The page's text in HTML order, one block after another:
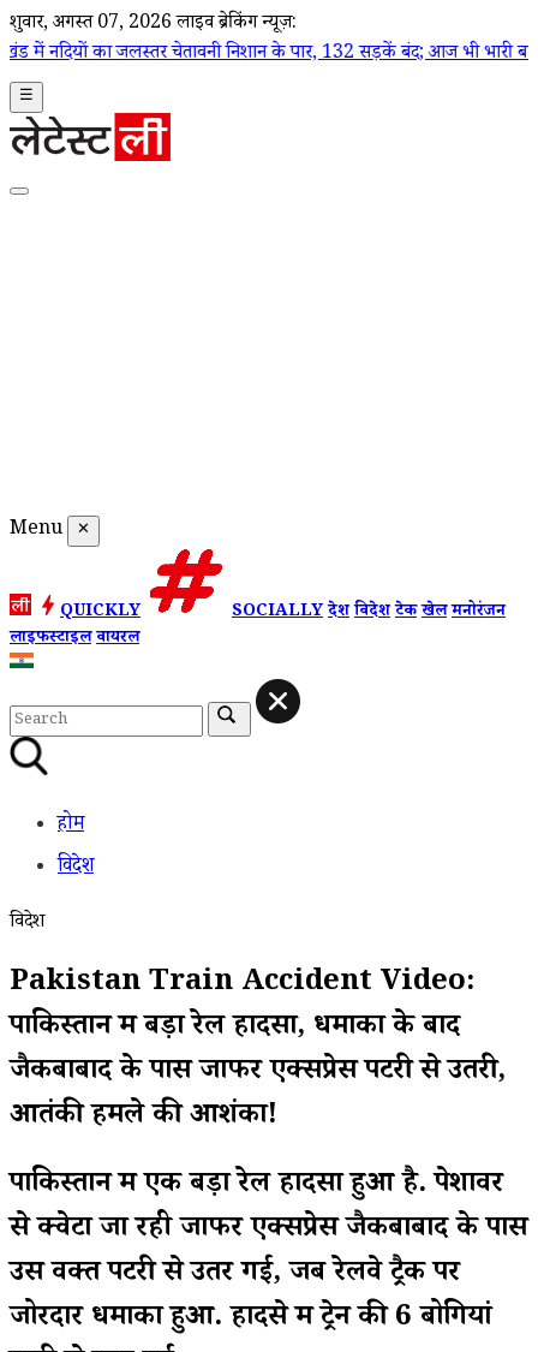
शुक्रवार, अगस्त 07, 2026 लाइव ब्रेकिंग न्यूज़:
चेतावनी निशान के पार, 132 सड़कें बंद; आज भी भारी बारिश का
☰
Menu ✕
QUICKLY SOCIALLYदेशविदेशटेकखेलमनोरंजन
लाइफस्टाइलवायरल
होम
विदेश
विदेश
Pakistan Train Accident Video:
पाकिस्तान में बड़ा रेल हादसा, धमाकों के बाद
जैकबाबाद के पास जाफर एक्सप्रेस पटरी से उतरी,
आतंकी हमले की आशंका!
पाकिस्तान में एक बड़ा रेल हादसा हुआ है. पेशावर
से क्वेटा जा रही जाफर एक्सप्रेस जैकबाबाद के पास
उस वक्त पटरी से उतर गई, जब रेलवे ट्रैक पर
जोरदार धमाका हुआ. हादसे में ट्रेन की 6 बोगियां